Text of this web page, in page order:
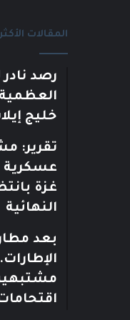
المقالات
رصد
العظمية
خليج
تقرير:
عسكرية
غزة
النهائية
بعد